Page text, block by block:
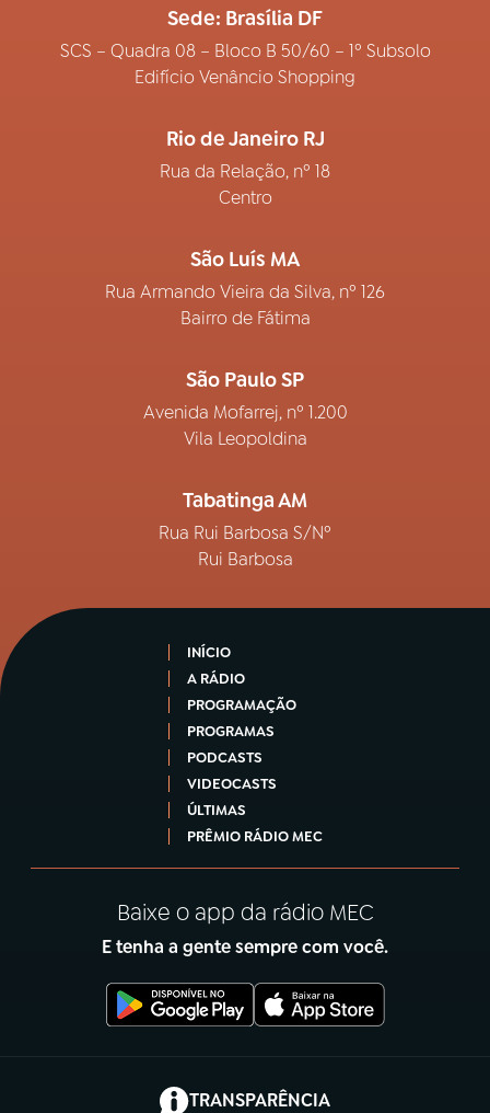
Sede: Brasília DF
SCS – Quadra 08 – Bloco B 50/60 – 1º Subsolo
Edifício Venâncio Shopping
Rio de Janeiro RJ
Rua da Relação, nº 18
Centro
São Luís MA
Rua Armando Vieira da Silva, nº 126
Bairro de Fátima
São Paulo SP
Avenida Mofarrej, nº 1.200
Vila Leopoldina
Tabatinga AM
Rua Rui Barbosa S/Nº
Rui Barbosa
INÍCIO
A RÁDIO
PROGRAMAÇÃO
PROGRAMAS
PODCASTS
VIDEOCASTS
ÚLTIMAS
PRÊMIO RÁDIO MEC
Baixe o app da rádio MEC
E tenha a gente sempre com você.
TRANSPARÊNCIA
(abre em nova aba)